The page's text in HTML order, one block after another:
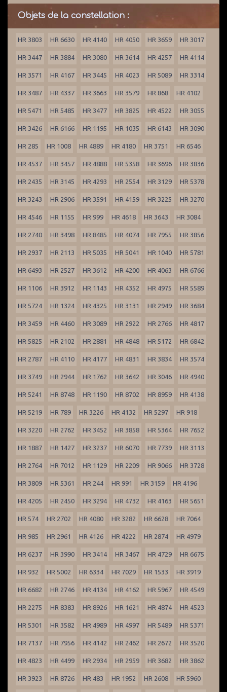
Objets de la constellation :
HR 3803 HR 6630 HR 4140 HR 4050 HR 3659 HR 3017
HR 3447 HR 3884 HR 3080 HR 3614 HR 4257 HR 4114
HR 3571 HR 4167 HR 3445 HR 4023 HR 5089 HR 3314
HR 3487 HR 4337 HR 3663 HR 3579 HR 868 HR 4102
HR 5471 HR 5485 HR 3477 HR 3825 HR 4522 HR 3055
HR 3426 HR 6166 HR 1195 HR 1035 HR 6143 HR 3090
HR 285 HR 1008 HR 4889 HR 4180 HR 3751 HR 6546
HR 4537 HR 3457 HR 4888 HR 5358 HR 3696 HR 3836
HR 2435 HR 3145 HR 4293 HR 2554 HR 3129 HR 5378
HR 3243 HR 2906 HR 3591 HR 4159 HR 3225 HR 3270
HR 4546 HR 1155 HR 999 HR 4618 HR 3643 HR 3084
HR 2740 HR 3498 HR 8485 HR 4074 HR 7955 HR 3856
HR 2937 HR 2113 HR 5035 HR 5041 HR 1040 HR 5781
HR 6493 HR 2527 HR 3612 HR 4200 HR 4063 HR 6766
HR 1106 HR 3912 HR 1143 HR 4352 HR 4975 HR 5589
HR 5724 HR 1324 HR 4325 HR 3131 HR 2949 HR 3684
HR 3459 HR 4460 HR 3089 HR 2922 HR 2766 HR 4817
HR 5825 HR 2102 HR 2881 HR 4848 HR 5172 HR 6842
HR 2787 HR 4110 HR 4177 HR 4831 HR 3834 HR 3574
HR 3749 HR 2944 HR 1762 HR 3642 HR 3046 HR 4940
HR 5241 HR 8748 HR 1190 HR 8702 HR 8959 HR 4138
HR 5219 HR 789 HR 3226 HR 4132 HR 5297 HR 918
HR 3220 HR 2762 HR 3452 HR 3858 HR 5364 HR 7652
HR 1887 HR 1427 HR 3237 HR 6070 HR 7739 HR 3113
HR 2764 HR 7012 HR 1129 HR 2209 HR 9066 HR 3728
HR 3809 HR 5361 HR 244 HR 991 HR 3159 HR 4196
HR 4205 HR 2450 HR 3294 HR 4732 HR 4163 HR 5651
HR 574 HR 2702 HR 4080 HR 3282 HR 6628 HR 7064
HR 985 HR 2961 HR 4126 HR 4222 HR 2874 HR 4979
HR 6237 HR 3990 HR 3414 HR 3467 HR 4729 HR 6675
HR 932 HR 5002 HR 6334 HR 7029 HR 1533 HR 3919
HR 6682 HR 2746 HR 4134 HR 4162 HR 5967 HR 4549
HR 2275 HR 8383 HR 8926 HR 1621 HR 4874 HR 4523
HR 5301 HR 3582 HR 4989 HR 4997 HR 5489 HR 5371
HR 7137 HR 7956 HR 4142 HR 2462 HR 2672 HR 3520
HR 4823 HR 4499 HR 2934 HR 2959 HR 3682 HR 3862
HR 3923 HR 8726 HR 483 HR 1952 HR 2608 HR 5960